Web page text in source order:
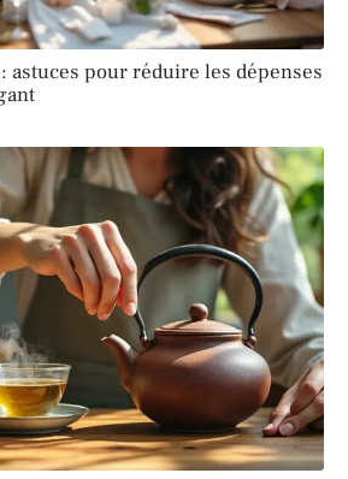
astuces pour réduire les dépenses